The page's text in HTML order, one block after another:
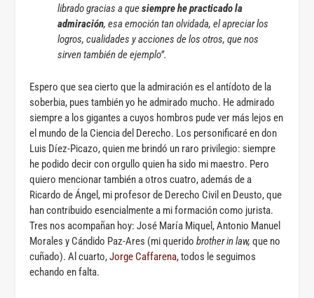
librado gracias a quesiempre he practicado la
admiración, esa emoción tan olvidada, el apreciar los
logros, cualidades y acciones de los otros, que nos
sirven también de ejemplo”.
Espero que sea cierto que la admiración es el antídoto de la
soberbia, pues también yo he admirado mucho. He admirado
siempre a los gigantes a cuyos hombros pude ver más lejos en
el mundo de la Ciencia del Derecho. Los personificaré en don
Luis Díez-Picazo, quien me brindó un raro privilegio: siempre
he podido decir con orgullo quien ha sido mi maestro. Pero
quiero mencionar también a otros cuatro, además de a
Ricardo de Ángel, mi profesor de Derecho Civil en Deusto, que
han contribuido esencialmente a mi formación como jurista.
Tres nos acompañan hoy: José María Miquel, Antonio Manuel
Morales y Cándido Paz-Ares (mi queridobrother in law, que no
cuñado). Al cuarto,Jorge Caffarena,todos le seguimos
echando en falta.